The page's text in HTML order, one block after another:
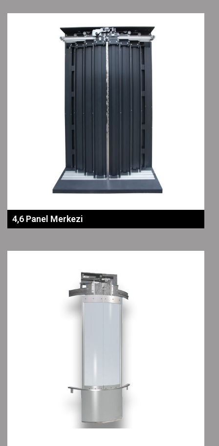
4,6 Panel Merkezi